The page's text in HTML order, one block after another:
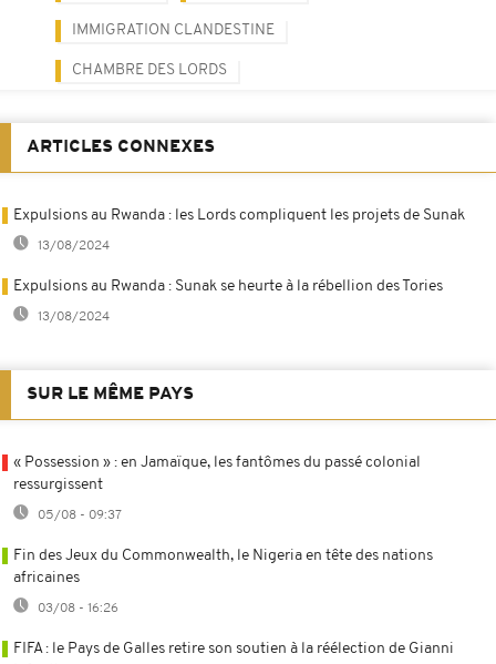
IMMIGRATION CLANDESTINE
CHAMBRE DES LORDS
ARTICLES CONNEXES
Expulsions au Rwanda : les Lords compliquent les projets de Sunak
13/08/2024
Expulsions au Rwanda : Sunak se heurte à la rébellion des Tories
13/08/2024
SUR LE MÊME PAYS
« Possession » : en Jamaïque, les fantômes du passé colonial
ressurgissent
05/08 - 09:37
Fin des Jeux du Commonwealth, le Nigeria en tête des nations
africaines
03/08 - 16:26
FIFA : le Pays de Galles retire son soutien à la réélection de Gianni